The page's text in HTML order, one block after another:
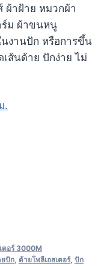
ผ้าฝ้าย หมวกผ้า
ร์ม ผ้าขนหนู
งานปัก หรือการขึ้น
ส้นด้าย ปักง่าย ไม่
.
ตอร์ 3000M
ยปัก, ด้ายโพลีเอสเตอร์, ปัก